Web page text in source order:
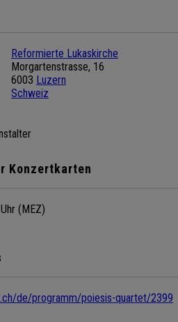
Reformierte Lukaskirche
Morgartenstrasse, 16
6003 Luzern
Schweiz
Konzertkarten
(MEZ)
de/programm/poiesis-quartet/2399